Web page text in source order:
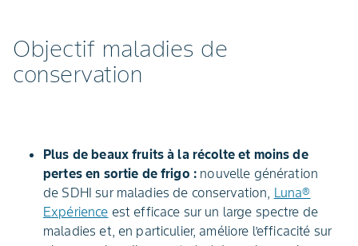
Objectif maladies de
conservation
Plus de beaux fruits à la récolte et moins de
pertes en sortie de frigo : nouvelle génération
de SDHI sur maladies de conservation, Luna®
Expérience est efficace sur un large spectre de
maladies et, en particulier, améliore l’efficacité sur